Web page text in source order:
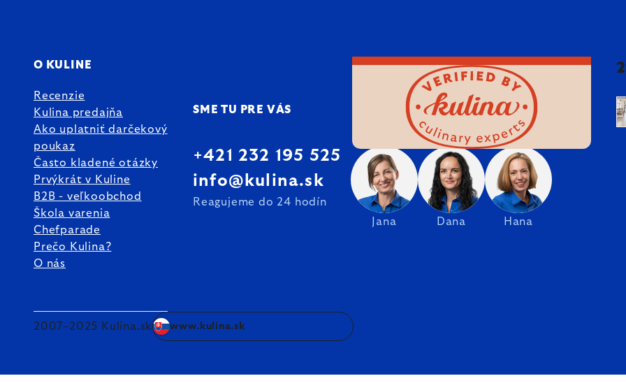
O KULINE
Recenzie
Kulina predajňa
Ako uplatniť darčekový
poukaz
Často kladené otázky
Prvýkrát v Kuline
B2B - veľkoobchod
Škola varenia
Chefparade
Prečo Kulina?
O nás
SME TU PRE VÁS
Jana Dana Hana
+421 232 195 525
info@kulina.sk
Reagujeme do 24 hodín
2007–2025 Kulina.sk www.kulina.sk